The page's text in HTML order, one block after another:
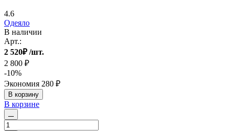
4.6
Одеяло
В наличии
Арт.:
2 520₽/шт.
2 800 ₽
-10%
Экономия 280 ₽
В корзину
В корзине